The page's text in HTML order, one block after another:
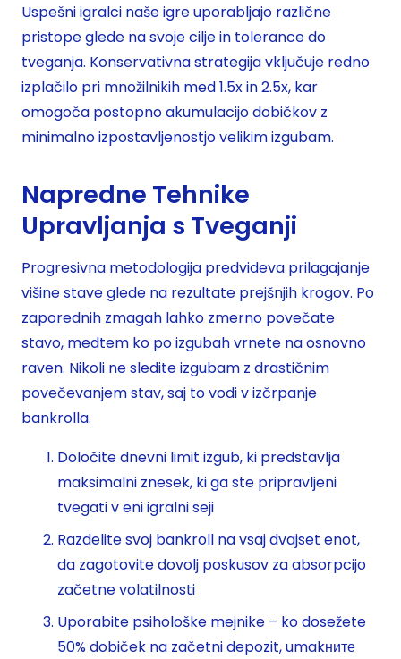
Uspešni igralci naše igre uporabljajo različne
pristope glede na svoje cilje in tolerance do
tveganja. Konservativna strategija vključuje redno
izplačilo pri množilnikih med 1.5x in 2.5x, kar
omogoča postopno akumulacijo dobičkov z
minimalno izpostavljenostjo velikim izgubam.
Napredne Tehnike
Upravljanja s Tveganji
Progresivna metodologija predvideva prilagajanje
višine stave glede na rezultate prejšnjih krogov. Po
zaporednih zmagah lahko zmerno povečate
stavo, medtem ko po izgubah vrnete na osnovno
raven. Nikoli ne sledite izgubam z drastičnim
povečevanjem stav, saj to vodi v izčrpanje
bankrolla.
Določite dnevni limit izgub, ki predstavlja
maksimalni znesek, ki ga ste pripravljeni
tvegati v eni igralni seji
Razdelite svoj bankroll na vsaj dvajset enot,
da zagotovite dovolj poskusov za absorpcijo
začetne volatilnosti
Uporabite psihološke mejnike – ko dosežete
50% dobiček na začetni depozit, umakните